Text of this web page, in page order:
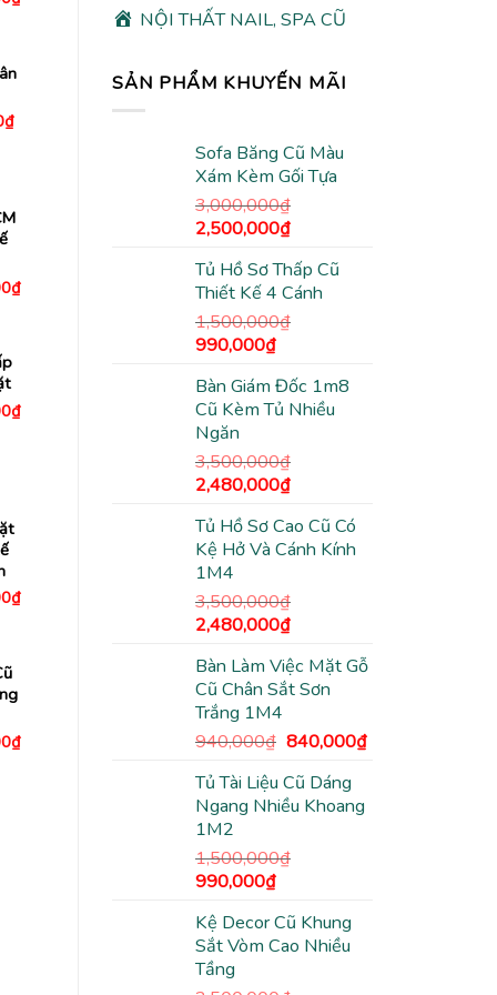
NỘI THẤT NAIL, SPA CŨ
SẢN PHẨM KHUYẾN MÃI
Sofa Băng Cũ Màu
Xám Kèm Gối Tựa
3,000,000₫
Giá
là:
3,000,000₫.
2,500,000₫Giá
tại
là:
2,500,000₫.
Tủ Hồ Sơ Thấp Cũ
Thiết Kế 4 Cánh
1,500,000₫
Giá
là:
1,500,000₫.
990,000₫Giá
tại
là:
Bàn Giám Đốc 1m8
Cũ Kèm Tủ Nhiều
Ngăn
3,500,000₫
Giá
là:
3,500,000₫.
2,480,000₫Giá
tại
là:
Tủ Hồ Sơ Cao Cũ Có
Kệ Hở Và Cánh Kính
1M4
3,500,000₫
Giá
là:
3,500,000₫.
2,480,000₫Giá
tại
là:
Bàn Làm Việc Mặt Gỗ
Cũ Chân Sắt Sơn
Trắng 1M4
940,000₫ Giá
là:
940,000₫.
840,000₫Giá
Tủ Tài Liệu Cũ Dáng
Ngang Nhiều Khoang
1M2
1,500,000₫
Giá
là:
1,500,000₫.
990,000₫Giá
tại
là:
Kệ Decor Cũ Khung
Sắt Vòm Cao Nhiều
Tầng
₫Giá
₫Giá
₫Giá
₫Giá
₫Giá